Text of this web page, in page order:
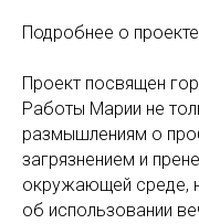
Подробнее о
Проект посвящен
Работы Марии не
размышлениям о
загрязнением и
окружающей среде,
об использовании